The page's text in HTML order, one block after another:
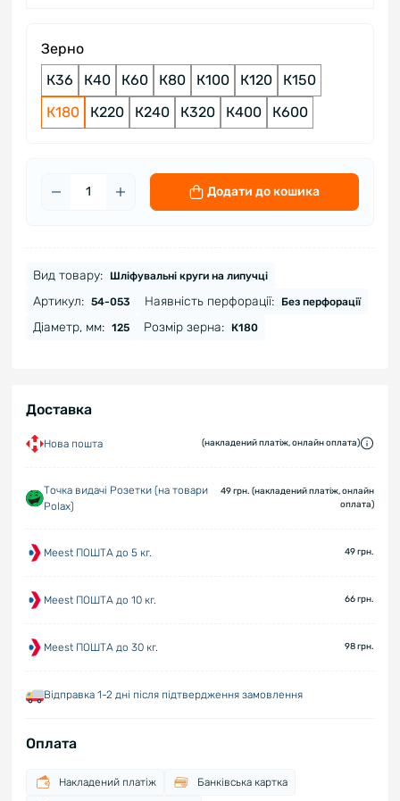
Зерно
К36
К40 К60 К80 К100 К120
К150
К180
К220 К240 К320 К400 К600
Додати до кошика
Вид товару: Шліфувальні круги на липучці
Артикул: 54-053 Наявність перфорації: Без перфорації
Діаметр, мм: 125 Розмір зерна: К180
Доставка
Нова пошта (накладений платіж, онлайн оплата)
Точка видачі Розетки (на товари
Polax)
49 грн. (накладений платіж, онлайн
оплата)
Meest ПОШТА до 5 кг. 49 грн.
Meest ПОШТА до 10 кг. 66 грн.
Meest ПОШТА до 30 кг. 98 грн.
Відправка 1-2 дні після підтвердження замовлення
Оплата
Накладений платіж Банківська картка